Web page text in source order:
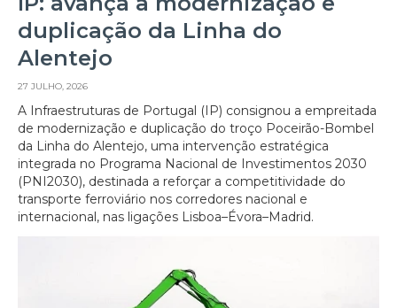
duplicação da Linha do
Alentejo
27 JULHO, 2026
A Infraestruturas de Portugal (IP) consignou a empreitada
de modernização e duplicação do troço Poceirão-Bombel
da Linha do Alentejo, uma intervenção estratégica
integrada no Programa Nacional de Investimentos 2030
(PNI2030), destinada a reforçar a competitividade do
transporte ferroviário nos corredores nacional e
internacional, nas ligações Lisboa–Évora–Madrid.